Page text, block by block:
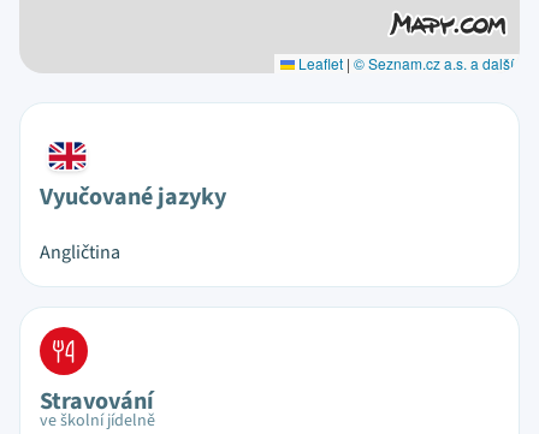
Leaflet | © Seznam.cz a.s. a další
Vyučované jazyky
Angličtina
Stravování
ve školní jídelně